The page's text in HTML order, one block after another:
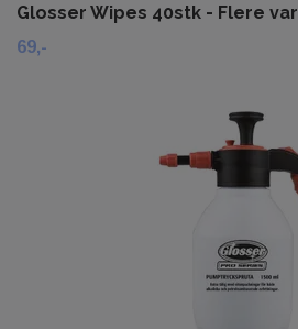
Glosser Wipes 40stk - Flere
69,-